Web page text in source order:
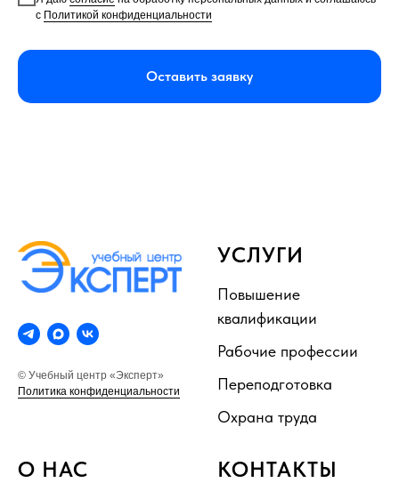
с Политикой конфиденциальности
Оставить заявку
© Учебный центр «Эксперт»
Политика конфиденциальности
УСЛУГИ
Повышение
квалификации
Рабочие профессии
Переподготовка
Охрана труда
О НАС КОНТАКТЫ